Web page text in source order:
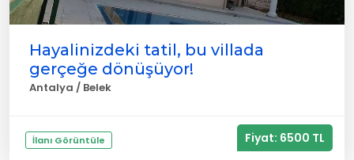
Hayalinizdeki tatil, bu villada
gerçeğe dönüşüyor!
Antalya / Belek
İlanı Görüntüle Fiyat: 6500 TL